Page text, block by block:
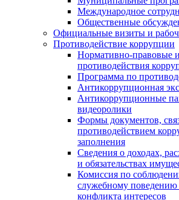
Международное
Общественные
Официальные визиты и
Противодействие коррупции
Нормативно-правовые
противодействия
Программа по
Антикоррупционная
Антикоррупционные
видеоролики
Формы документов,
противодействием
заполнения
Сведения о доходах,
и обязательствах
Комиссия по
служебному
конфликта интересов